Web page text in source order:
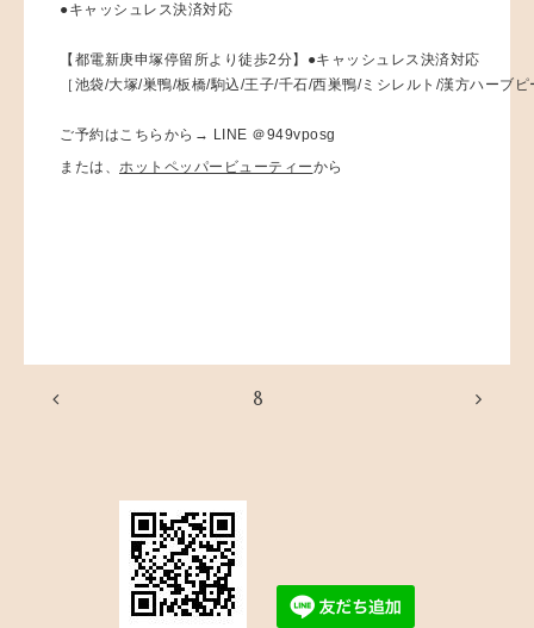
●キャッシュレス決済対応
【都電新庚申塚停留所より徒歩2分】●キャッシュレス決済対応
［池袋/大塚/巣鴨/板橋/駒込/王子/千石/西巣鴨/ミシレルト/漢方ハーブ
ご予約はこちらから→ LINE ＠949vposg
または、 ホットペッパービューティーから
8